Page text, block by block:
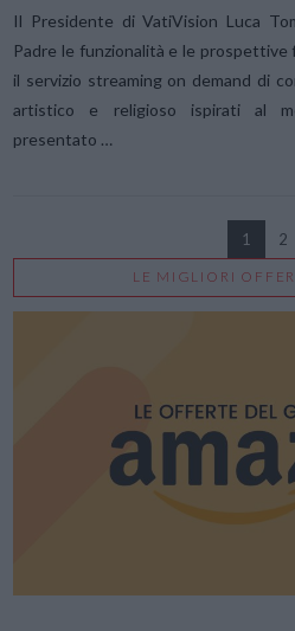
Il Presidente di VatiVision Luca
Padre le funzionalità e le
il servizio streaming on demand di
artistico e religioso ispirati al
presentato …
1 2
LE MIGLIORI